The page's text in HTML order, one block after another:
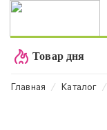
Товар дня
Главная ⁄ Каталог ⁄